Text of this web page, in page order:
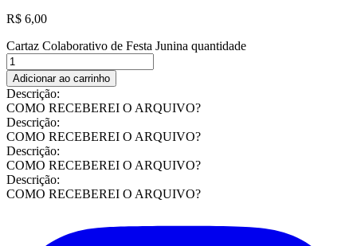
R$ 6,00
Cartaz Colaborativo de Festa Junina quantidade
Adicionar ao carrinho
Descrição:
COMO RECEBEREI O ARQUIVO?
Descrição:
COMO RECEBEREI O ARQUIVO?
Descrição:
COMO RECEBEREI O ARQUIVO?
Descrição:
COMO RECEBEREI O ARQUIVO?